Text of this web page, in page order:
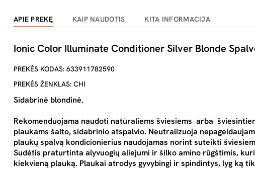
APIE PREKĘ KAIP NAUDOTIS KITA INFORMACIJA
Ionic Color Illuminate Conditioner Silver Blonde
PREKĖS KODAS: 633911782590
PREKĖS ŽENKLAS: CHI
Sidabrinė blondinė.
Rekomenduojama naudoti natūraliems šviesiems arba
plaukams šalto, sidabrinio atspalvio. Neutralizuoja
plaukų spalvą kondicionierius naudojamas norint suteikti
Sudėtis praturtinta alyvuogių aliejumi ir šilko amino rūgštimis,
kiekvieną plauką. Plaukai atrodys gyvybingi ir spindintys, lyg ką